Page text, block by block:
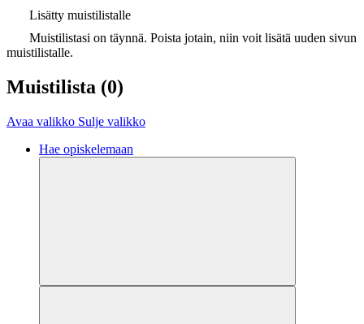
Lisätty muistilistalle
Muistilistasi on täynnä. Poista jotain, niin voit lisätä uuden sivun
muistilistalle.
Muistilista (0)
Avaa valikko Sulje valikko
Hae opiskelemaan